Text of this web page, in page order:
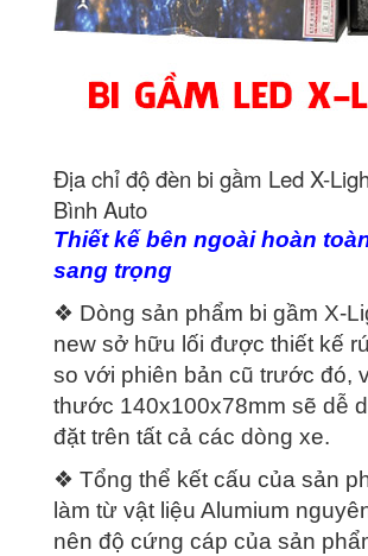
Địa chỉ độ đèn bi gầm Led X-
Bình Auto
Thiết kế bên ngoài hoàn
sang trọng
❖ Dòng sản phẩm bi gầm X-
new sở hữu lối được thiết kế
so với phiên bản cũ trước đó,
thước 140x100x78mm sẽ dễ
đặt trên tất cả các dòng xe.
❖ Tổng thể kết cấu của sản
làm từ vật liệu Alumium
nên độ cứng cáp của sản